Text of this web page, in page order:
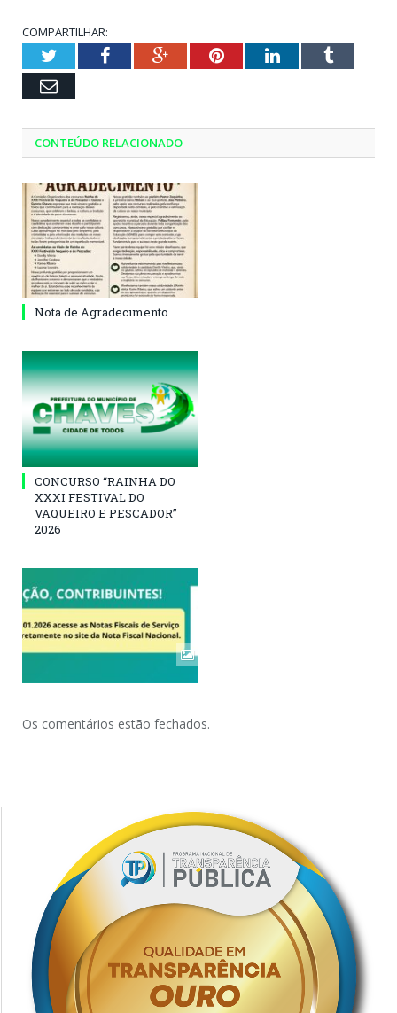
COMPARTILHAR:
TwitterFacebookGoogle+PinterestLinkedInTumblr
Email
CONTEÚDO RELACIONADO
Nota de Agradecimento
CONCURSO “RAINHA DO
XXXI FESTIVAL DO
VAQUEIRO E PESCADOR”
2026
Os comentários estão fechados.